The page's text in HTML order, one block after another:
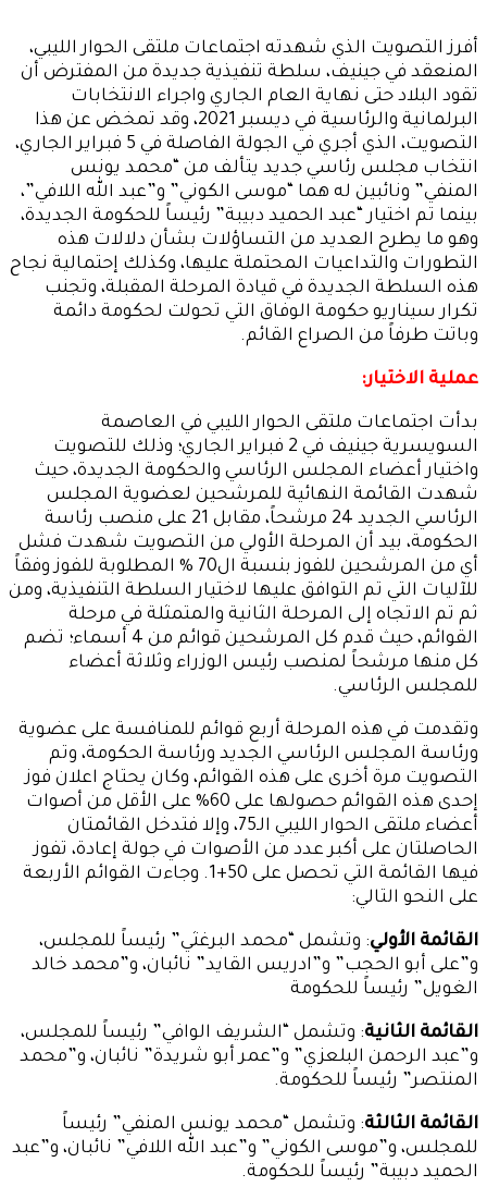
أفرز التصويت الذي شهدته اجتماعات ملتقى الحوار الليبي،
المنعقد في جينيف، سلطة تنفيذية جديدة من المفترض أن
تقود البلاد حتى نهاية العام الجاري واجراء الانتخابات
البرلمانية والرئاسية في ديسبر 2021، وقد تمخض عن هذا
التصويت، الذي أجري في الجولة الفاصلة في 5 فبراير الجاري،
انتخاب مجلس رئاسي جديد يتألف من “محمد يونس
المنفي” ونائبين له هما “موسى الكوني” و”عبد الله اللافي”،
بينما تم اختيار “عبد الحميد دبيبة” رئيساً للحكومة الجديدة،
وهو ما يطرح العديد من التساؤلات بشأن دلالات هذه
التطورات والتداعيات المحتملة عليها، وكذلك إحتمالية نجاح
هذه السلطة الجديدة في قيادة المرحلة المقبلة، وتجنب
تكرار سيناريو حكومة الوفاق التي تحولت لحكومة دائمة
وباتت طرفاً من الصراع القائم.
عملية الاختيار:
بدأت اجتماعات ملتقى الحوار الليبي في العاصمة
السويسرية جينيف في 2 فبراير الجاري؛ وذلك للتصويت
واختيار أعضاء المجلس الرئاسي والحكومة الجديدة، حيث
شهدت القائمة النهائية للمرشحين لعضوية المجلس
الرئاسي الجديد 24 مرشحاً، مقابل 21 على منصب رئاسة
الحكومة، بيد أن المرحلة الأولي من التصويت شهدت فشل
أي من المرشحين للفوز بنسبة ال70 % المطلوبة للفوز وفقاً
للآليات التي تم التوافق عليها لاختيار السلطة التنفيذية، ومن
ثم تم الاتجاه إلى المرحلة الثانية والمتمثلة في مرحلة
القوائم، حيث قدم كل المرشحين قوائم من 4 أسماء؛ تضم
كل منها مرشحاً لمنصب رئيس الوزراء وثلاثة أعضاء
للمجلس الرئاسي.
وتقدمت في هذه المرحلة أربع قوائم للمنافسة على عضوية
ورئاسة المجلس الرئاسي الجديد ورئاسة الحكومة، وتم
التصويت مرة أخرى على هذه القوائم، وكان يحتاج اعلان فوز
إحدى هذه القوائم حصولها على 60% على الأقل من أصوات
أعضاء ملتقى الحوار الليبي الـ75، وإلا فتدخل القائمتان
الحاصلتان على أكبر عدد من الأصوات في جولة إعادة، تفوز
فيها القائمة التي تحصل على 50+1. وجاءت القوائم الأربعة
على النحو التالي:
القائمة الأولي: وتشمل “محمد البرغثي” رئيساً للمجلس،
و”على أبو الحجب” و”ادريس القايد” نائبان، و”محمد خالد
الغويل” رئيساً للحكومة
القائمة الثانية: وتشمل “الشريف الوافي” رئيساً للمجلس،
و”عبد الرحمن البلعزي” و”عمر أبو شريدة” نائبان، و”محمد
المنتصر” رئيساً للحكومة.
القائمة الثالثة: وتشمل “محمد يونس المنفي” رئيساً
للمجلس، و”موسى الكوني” و”عبد الله اللافي” نائبان، و”عبد
الحميد دبيبة” رئيساً للحكومة.